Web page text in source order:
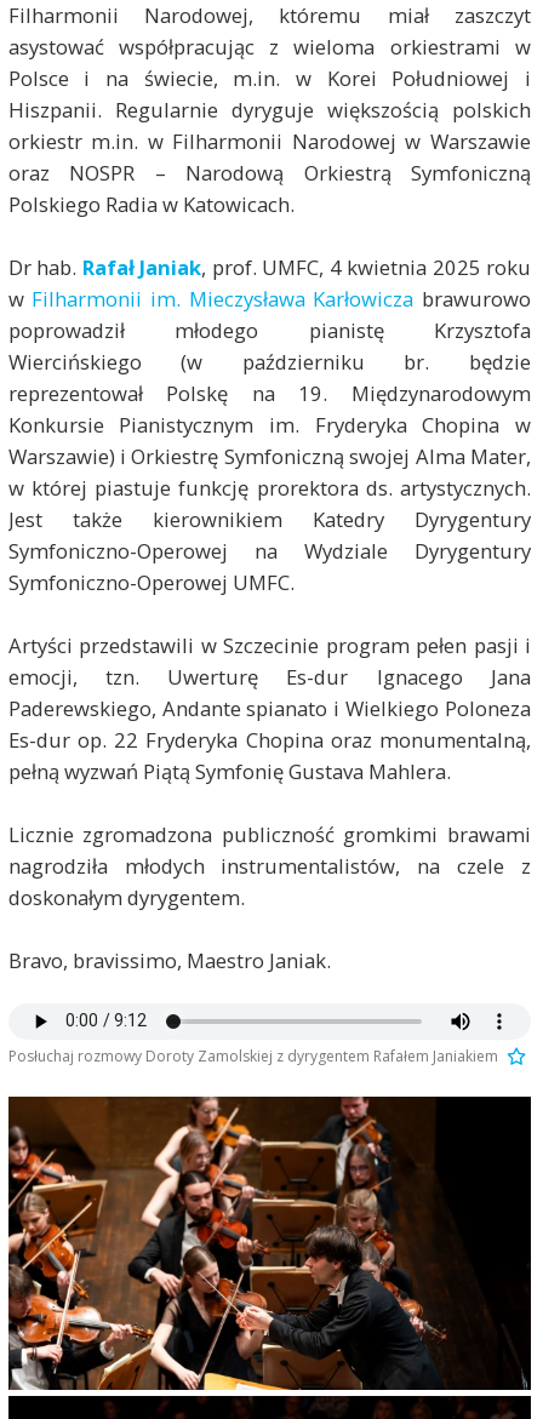
Filharmonii Narodowej, któremu miał zaszczyt
asystować współpracując z wieloma orkiestrami w
Polsce i na świecie, m.in. w Korei Południowej i
Hiszpanii. Regularnie dyryguje większością polskich
orkiestr m.in. w Filharmonii Narodowej w Warszawie
oraz NOSPR – Narodową Orkiestrą Symfoniczną
Polskiego Radia w Katowicach.
Dr hab. Rafał Janiak, prof. UMFC, 4 kwietnia 2025 roku
w Filharmonii im. Mieczysława Karłowicza brawurowo
poprowadził młodego pianistę Krzysztofa
Wiercińskiego (w październiku br. będzie
reprezentował Polskę na 19. Międzynarodowym
Konkursie Pianistycznym im. Fryderyka Chopina w
Warszawie) i Orkiestrę Symfoniczną swojej Alma Mater,
w której piastuje funkcję prorektora ds. artystycznych.
Jest także kierownikiem Katedry Dyrygentury
Symfoniczno-Operowej na Wydziale Dyrygentury
Symfoniczno-Operowej UMFC.
Artyści przedstawili w Szczecinie program pełen pasji i
emocji, tzn. Uwerturę Es-dur Ignacego Jana
Paderewskiego, Andante spianato i Wielkiego Poloneza
Es-dur op. 22 Fryderyka Chopina oraz monumentalną,
pełną wyzwań Piątą Symfonię Gustava Mahlera.
Licznie zgromadzona publiczność gromkimi brawami
nagrodziła młodych instrumentalistów, na czele z
doskonałym dyrygentem.
Bravo, bravissimo, Maestro Janiak.
Posłuchaj rozmowy Doroty Zamolskiej z dyrygentem Rafałem Janiakiem